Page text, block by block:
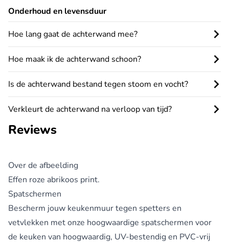
Onderhoud en levensduur
Hoe lang gaat de achterwand mee?
Hoe maak ik de achterwand schoon?
Is de achterwand bestand tegen stoom en vocht?
Verkleurt de achterwand na verloop van tijd?
Reviews
Over de afbeelding
Effen roze abrikoos print.
Spatschermen
Bescherm jouw keukenmuur tegen spetters en
vetvlekken met onze hoogwaardige spatschermen voor
de keuken van hoogwaardig, UV-bestendig en PVC-vrij